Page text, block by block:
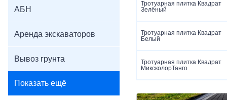
АБН
Аренда экскаваторов
Вывоз грунта
Показать ещё
Тротуарная плитка Квадрат
Зелёный
Тротуарная плитка Квадрат
Белый
Тротуарная плитка Квадрат
МиксколорТанго